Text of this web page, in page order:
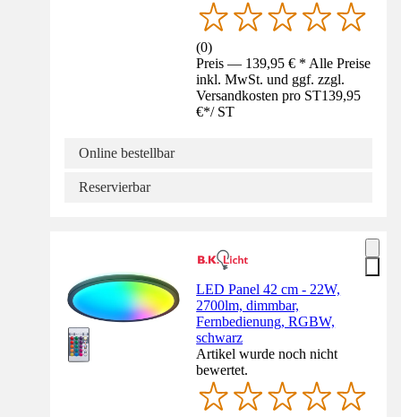
(0)
Preis — 139,95 € * Alle Preise
inkl. MwSt. und ggf. zzgl.
Versandkosten pro ST139,95
€*/ ST
Online bestellbar
Reservierbar
LED Panel 42 cm - 22W,
2700lm, dimmbar,
Fernbedienung, RGBW,
schwarz
Artikel wurde noch nicht
bewertet.